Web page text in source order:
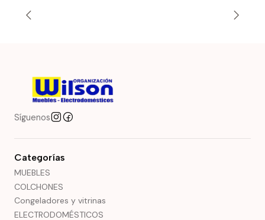
Síguenos
Categorías
MUEBLES
COLCHONES
Congeladores y vitrinas
ELECTRODOMÉSTICOS